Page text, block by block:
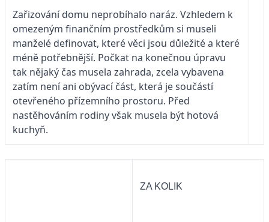
Zařizování domu neprobíhalo naráz. Vzhledem k
omezeným finančním prostředkům si museli
manželé definovat, které věci jsou důležité a které
méně potřebnější. Počkat na konečnou úpravu
tak nějaký čas musela zahrada, zcela vybavena
zatím není ani obývací část, která je součástí
otevřeného přízemního prostoru. Před
nastěhováním rodiny však musela být hotová
kuchyň.
ZA KOLIK